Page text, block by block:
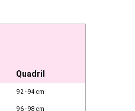
Quadril
92 - 94 cm
96 - 98 cm